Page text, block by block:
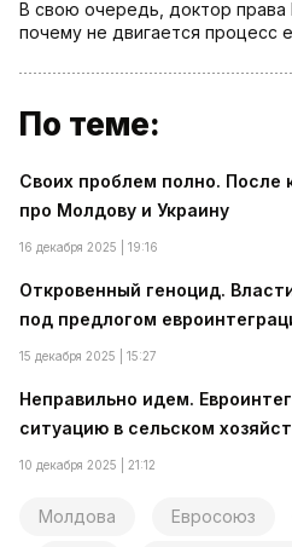
В свою очередь, доктор права
почему не двигается процесс
По теме:
Своих проблем полно. После
про Молдову и Украину
16 декабря 2025 | 19:16
Откровенный геноцид.
под предлогом
15 декабря 2025 | 15:27
Неправильно идем.
ситуацию в сельском
10 декабря 2025 | 21:12
Молдова Евросоюз